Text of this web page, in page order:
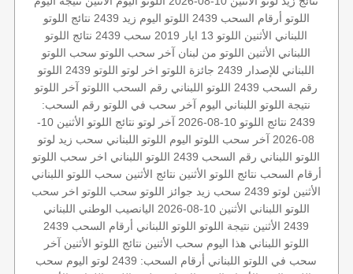
اللوتو أرقام السحب 2439
اللوتو اليوم زيد 2439
نتائج اللوتو
اللبناني الأثنين اللوتو 13 ايار 2019 سحب 2439
نتائج اللوتو
اللبناني الأثنين اللوتو من لبنان آخر سحب اللوتو سحب اللوتو
اللبناني للإصدار 2439
جائزة اللوتو اخر لوتو اللوتو 2439
اللوتو
رقم السحب 2439
اللوتو اللبناني رقم السحب االلوتو آخر اللوتو
نتيجة اللوتو اللبناني اليوم آخر سحب في اللوتو رقم السحب:
2439 نتائج اللوتو 10-08-2026 آخر لوتو نتائج اللوتو
الأثنين 10-
08-2026
آخر سحب اللوتو اليوم اللوتو اللبناني سحب زيد لوتو
اللوتو اللبناني رقم السحب 2439
اللوتو اللبناني اخر سحب اللوتو
أرقام السحب نتائج اللوتو الأثنين نتائج الأثنين سحب اللوتو اللبناني
الأثنين لوتو 2439 سحب زيد جوائز اللوتو سحب اللوتو اخر سحب
اللوتو اللبناني الأثنين 10-08-2026
اليانصيب الوطني اللبناني
2439 الأثنين
نتيجة اللوتو اللوتو اللبناني أرقام السحب 2439
اللوتو اللبناني هذا اليوم سحب الأثنين نتائج اللوتو الأثنين آخر
سحب في اللوتو اللبناني أرقام السحب: 2439 لوتو اليوم سحب